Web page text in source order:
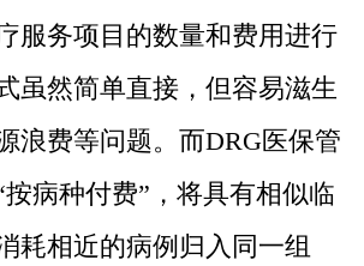
服务项目的数量和费用进行
虽然简单直接，但容易滋生
浪费等问题。而DRG医保管
病种付费”，将具有相似临
耗相近的病例归入同一组